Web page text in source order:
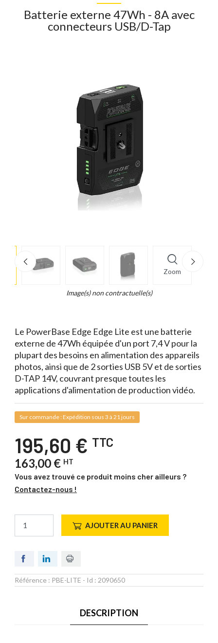
Batterie externe 47Wh - 8A avec
connecteurs USB/D-Tap
Zoom
Image(s) non contractuelle(s)
Le PowerBase Edge Edge Lite est une batterie
externe de 47Wh équipée d'un port 7,4 V pour la
plupart des besoins en alimentation des appareils
photos, ainsi que de 2 sorties USB 5V et de sorties
D-TAP 14V, couvrant presque toutes les
applications d'alimentation de production vidéo.
Sur commande : Expédition sous 3 à 21 jours
195,60 € TTC
163,00 € HT
Vous avez trouvé ce produit moins cher ailleurs ?
Contactez-nous !
AJOUTER AU PANIER
Référence : PBE-LITE - Id : 2090650
DESCRIPTION